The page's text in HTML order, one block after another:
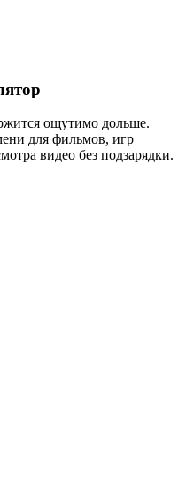
ощутимо дольше.
для фильмов, игр
видео без подзарядки.